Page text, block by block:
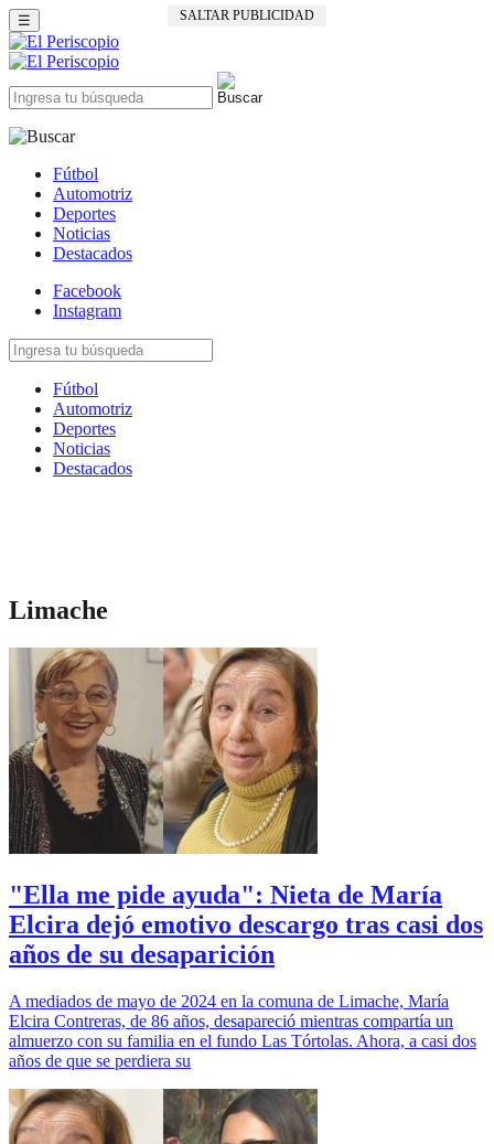
SALTAR PUBLICIDAD
☰
Fútbol
Automotriz
Deportes
Noticias
Destacados
Facebook
Instagram
Fútbol
Automotriz
Deportes
Noticias
Destacados
Limache
"Ella me pide ayuda": Nieta de María
Elcira dejó emotivo descargo tras casi dos
años de su desaparición
A mediados de mayo de 2024 en la comuna de Limache, María
Elcira Contreras, de 86 años, desapareció mientras compartía un
almuerzo con su familia en el fundo Las Tórtolas. Ahora, a casi dos
años de que se perdiera su